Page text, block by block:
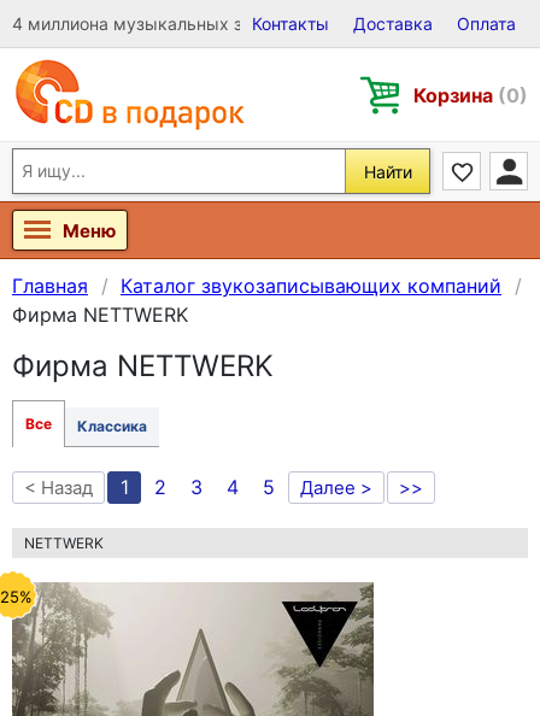
4 миллиона музыкальных записей на Виниле, CD и DVD
Контакты Доставка Оплата
Корзина (0)
Найти
Меню
Главная
Каталог звукозаписывающих компаний
Фирма NETTWERK
Фирма NETTWERK
Все Классика
< Назад 1 2 3 4 5 Далее > >>
NETTWERK